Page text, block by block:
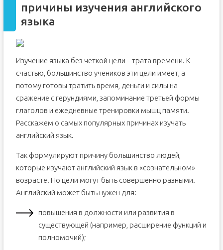
причины изучения английского
языка
Изучение языка без четкой цели – трата времени. К
счастью, большинство учеников эти цели имеет, а
потому готовы тратить время, деньги и силы на
сражение с герундиями, запоминание третьей формы
глаголов и ежедневные тренировки мышц памяти.
Расскажем о самых популярных причинах изучать
английский язык.
Так формулируют причину большинство людей,
которые изучают английский язык в «сознательном»
возрасте. Но цели могут быть совершенно разными.
Английский может быть нужен для:
повышения в должности или развития в
существующей (например, расширение функций и
полномочий);